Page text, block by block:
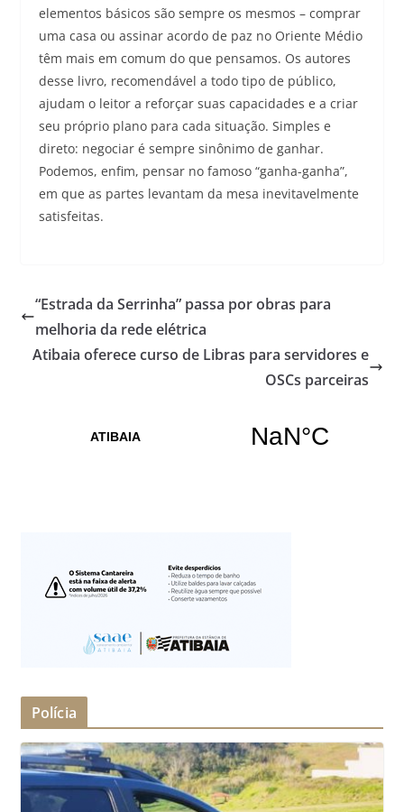
elementos básicos são sempre os mesmos – comprar
uma casa ou assinar acordo de paz no Oriente Médio
têm mais em comum do que pensamos. Os autores
desse livro, recomendável a todo tipo de público,
ajudam o leitor a reforçar suas capacidades e a criar
seu próprio plano para cada situação. Simples e
direto: negociar é sempre sinônimo de ganhar.
Podemos, enfim, pensar no famoso “ganha-ganha”,
em que as partes levantam da mesa inevitavelmente
satisfeitas.
“Estrada da Serrinha” passa por obras para
melhoria da rede elétrica
Atibaia oferece curso de Libras para servidores e
OSCs parceiras
Polícia